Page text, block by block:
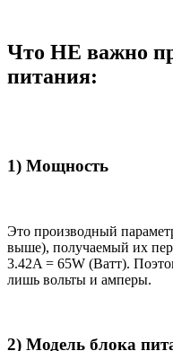
Что НЕ важно
питания:
1) Мощность
Это производный
выше), получаемый их
3.42A = 65W (Ватт).
лишь вольты и амперы.
2) Модель блока